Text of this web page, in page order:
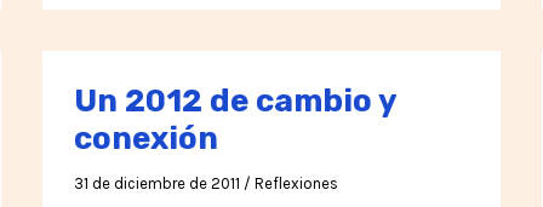
बाद,
एक
संदेश
लॉन्च
Un 2012 de cambio y
conexión
31 de diciembre de 2011 / Reflexiones